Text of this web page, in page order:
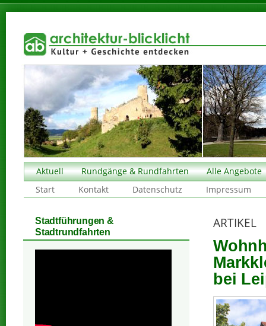
Aktuell Rundgänge & Rundfahrten
Alle Angebote
Start
Kontakt Datenschutz Impressum
ARTIKEL
bei
Stadtführungen &
Stadtrundfahrten